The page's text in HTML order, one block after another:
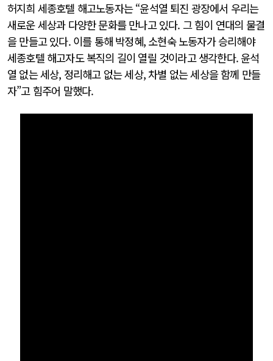
허지희 세종호텔 해고노동자는 “윤석열 퇴진 광장에서 우리는
새로운 세상과 다양한 문화를 만나고 있다. 그 힘이 연대의 물결
을 만들고 있다. 이를 통해 박정혜, 소현숙 노동자가 승리해야
세종호텔 해고자도 복직의 길이 열릴 것이라고 생각한다. 윤석
열 없는 세상, 정리해고 없는 세상, 차별 없는 세상을 함께 만들
자”고 힘주어 말했다.